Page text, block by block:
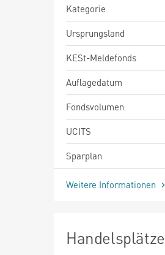
Kategorie
Ursprungsland
KESt-Meldefonds
Auflagedatum
Fondsvolumen
UCITS
Sparplan
Weitere Informationen
Handelsplätze